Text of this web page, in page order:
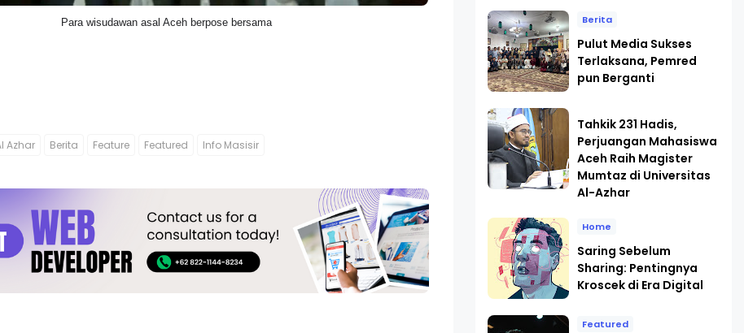
Para wisudawan asal Aceh berpose bersama
Azhar Berita Feature Featured Info Masisir
Berita
Pulut Media Sukses
Terlaksana, Pemred
pun Berganti
Tahkik 231 Hadis,
Perjuangan Mahasiswa
Aceh Raih Magister
Mumtaz di Universitas
Al-Azhar
Home
Saring Sebelum
Sharing: Pentingnya
Kroscek di Era Digital
Featured